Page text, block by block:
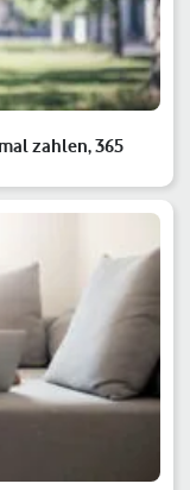
zahlen, 365